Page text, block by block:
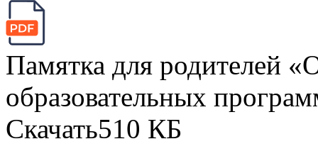
Памятка для родителей
образовательных
Скачать510 КБ